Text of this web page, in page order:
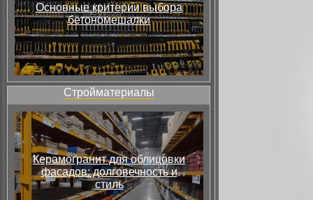
Основные критерии выбора
бетономешалки
Стройматериалы
Керамогранит для облицовки
фасадов: долговечность и
стиль